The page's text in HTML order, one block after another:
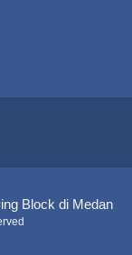
Block di Medan